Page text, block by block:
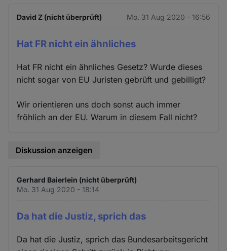
David Z (nicht überprüft) Mo. 31 Aug 2020 - 16:56
Hat FR nicht ein ähnliches
Hat FR nicht ein ähnliches Gesetz? Wurde dieses
nicht sogar von EU Juristen gebrüft und gebilligt?
Wir orientieren uns doch sonst auch immer
fröhlich an der EU. Warum in diesem Fall nicht?
Diskussion anzeigen
Gerhard Baierlein (nicht überprüft)
Mo. 31 Aug 2020 - 18:14
Da hat die Justiz, sprich das
Da hat die Justiz, sprich das Bundesarbeitsgericht